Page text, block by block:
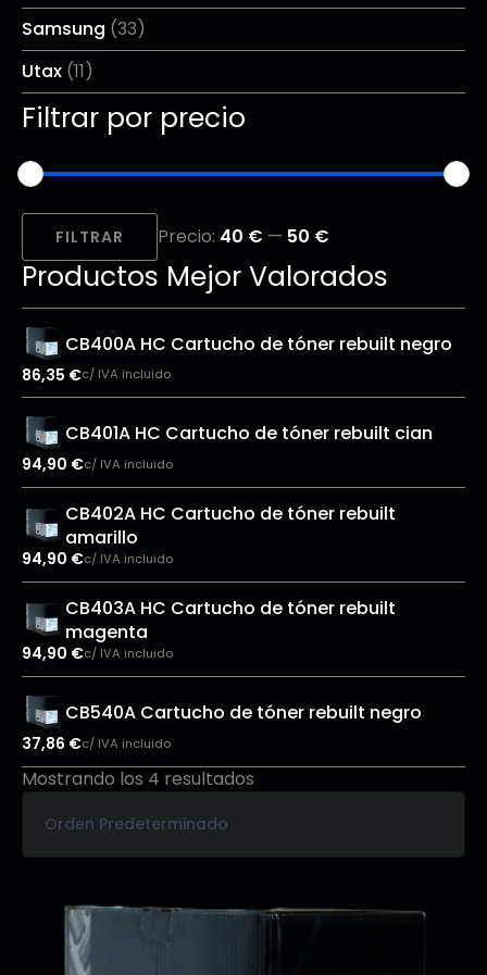
Samsung (33)
Utax (11)
Filtrar por precio
Precio
mínimo
Precio
máximo
FILTRAR Precio: 40 € — 50 €
Productos Mejor Valorados
CB400A HC Cartucho de tóner rebuilt negro
86,35 €c/ IVA incluido
CB401A HC Cartucho de tóner rebuilt cian
94,90 €c/ IVA incluido
CB402A HC Cartucho de tóner rebuilt
amarillo
94,90 €c/ IVA incluido
CB403A HC Cartucho de tóner rebuilt
magenta
94,90 €c/ IVA incluido
CB540A Cartucho de tóner rebuilt negro
37,86 €c/ IVA incluido
Mostrando los 4 resultados